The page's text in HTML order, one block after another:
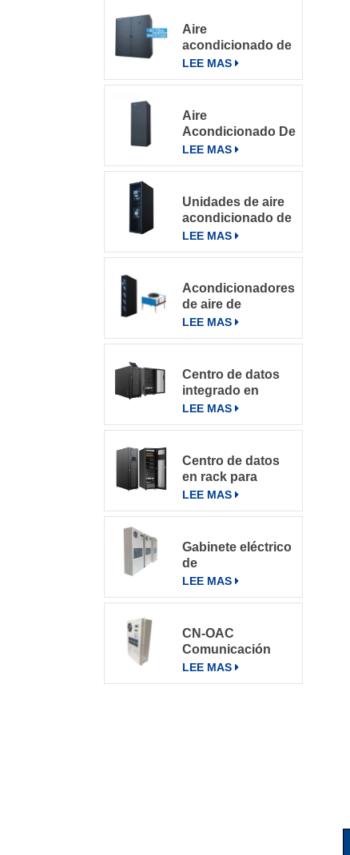
Aire
acondicionado de
precisión para
salas de
grandes
LEE MAS
Aire
Acondicionado De
Precisión Para
Salas De
LEE MAS
Unidades de aire
acondicionado de
precisión con
refrigeración por
LEE MAS
Acondicionadores
de aire de
precisión en fila
de la serie
centros de datos
con sistema de
control inteligente
LEE MAS
Centro de datos
integrado en
microbastidores
LEE MAS
Centro de datos
en rack para
varios entornos
LEE MAS
Gabinete eléctrico
de
telecomunicaciones
Aire
Aire
acondicionado
LEE MAS
CN-OAC
Comunicación
exterior Gabinete
eléctrico Aire
LEE MAS